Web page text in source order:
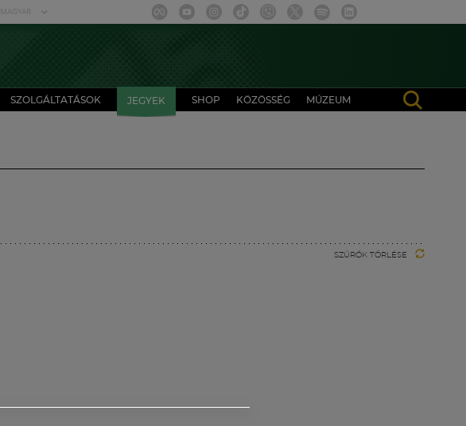
MAGYAR
SZOLGÁLTATÁSOK JEGYEK SHOP KÖZÖSSÉG MÚZEUM
SZŰRŐK TÖRLÉSE